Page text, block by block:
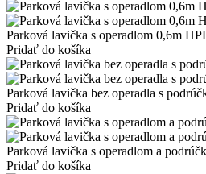
Parková lavička s operadlom 0,6m
Pridať do košíka
Parková lavička bez operadla s
Pridať do košíka
Parková lavička s operadlom a
Pridať do košíka